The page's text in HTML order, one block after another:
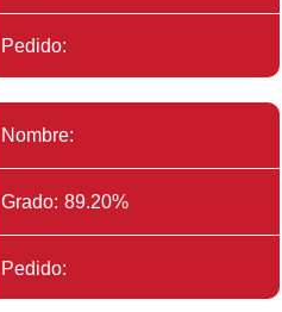
Pedido:
Nombre:
Grado: 89.20%
Pedido: